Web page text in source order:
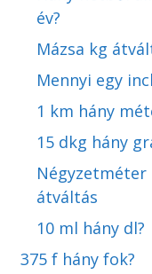
év?
Mázsa kg
Mennyi egy
1 km hány
15 dkg hány
Négyzetméter
átváltás
10 ml hány dl?
375 f hány fok?